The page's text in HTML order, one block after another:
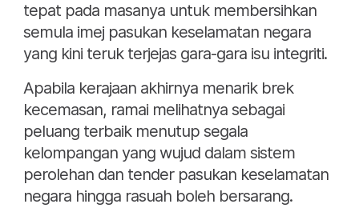
tepat pada masanya untuk membersihkan
semula imej pasukan keselamatan negara
yang kini teruk terjejas gara-gara isu integriti.
Apabila kerajaan akhirnya menarik brek
kecemasan, ramai melihatnya sebagai
peluang terbaik menutup segala
kelompangan yang wujud dalam sistem
perolehan dan tender pasukan keselamatan
negara hingga rasuah boleh bersarang.